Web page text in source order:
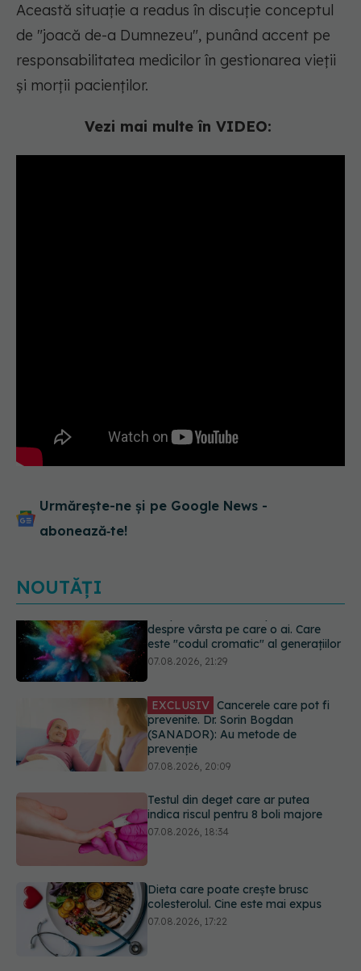
Această situație a readus în discuție conceptul
de "joacă de-a Dumnezeu", punând accent pe
responsabilitatea medicilor în gestionarea vieții
și morții pacienților.
Vezi mai multe în VIDEO:
Urmărește-ne și pe Google News -
abonează‑te!
NOUTĂȚI
EXCLUSIV
Cancerele care pot fi
prevenite. Dr. Sorin Bogdan
07.08.2026, 20:09
Testul din deget care ar putea
indica riscul pentru 8 boli majore
07.08.2026, 18:34
Dieta care poate crește brusc
PNRR: 174 de milioane de lei pentru